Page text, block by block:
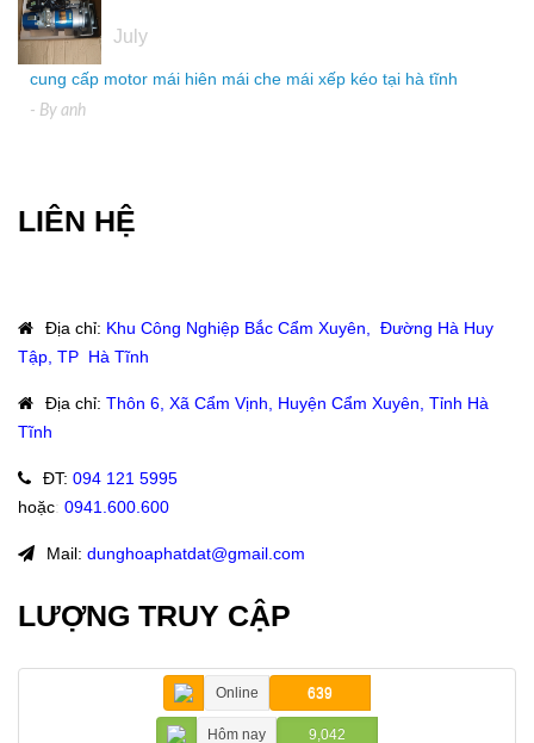
July
cung cấp motor mái hiên mái che mái xếp kéo tại hà tĩnh
- By anh
LIÊN HỆ
Địa chỉ: Khu Công Nghiệp Bắc Cẩm Xuyên, Đường Hà Huy
Tập, TP Hà Tĩnh
Địa chỉ: Thôn 6, Xã Cẩm Vịnh, Huyện Cẩm Xuyên, Tỉnh Hà
Tĩnh
ĐT: 094 121 5995
hoặc: 0941.600.600
Mail: dunghoaphatdat@gmail.com
LƯỢNG TRUY CẬP
Online 639
Hôm nay 9,042